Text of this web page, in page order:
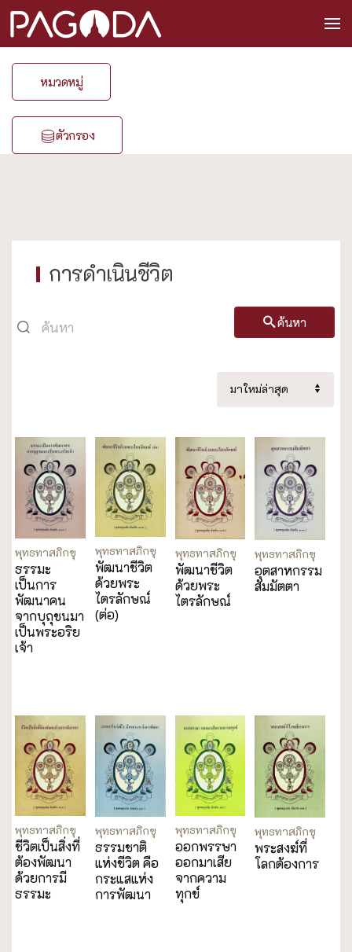
หมวดหมู่
ตัวกรอง
การดำเนินชีวิต
ค้นหา
พุทธทาสภิกขุ
ธรรมะ
เป็นการ
พัฒนาคน
จากบุถุชนมา
เป็นพระอริย
เจ้า
พุทธทาสภิกขุ
พัฒนาชีวิต
ด้วยพระ
ไตรลักษณ์
(ต่อ)
พุทธทาสภิกขุ
พัฒนาชีวิต
ด้วยพระ
ไตรลักษณ์
พุทธทาสภิกขุ
อุตสาหกรรม
สัมมัตตา
พุทธทาสภิกขุ
ชีวิตเป็นสิ่งที่
ต้องพัฒนา
ด้วยการมี
ธรรมะ
พุทธทาสภิกขุ
ธรรมชาติ
แห่งชีวิต คือ
กระแสแห่ง
การพัฒนา
พุทธทาสภิกขุ
ออกพรรษา
ออกมาเสีย
จากความ
ทุกข์
พุทธทาสภิกขุ
พระสงฆ์ที่
โลกต้องการ